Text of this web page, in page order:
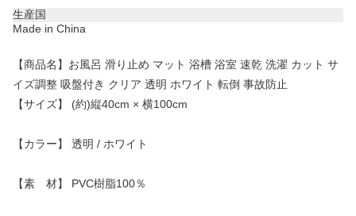
生産国
Made in China
【商品名】お風呂 滑り止め マット 浴槽 浴室 速乾 洗濯 カット サ
イズ調整 吸盤付き クリア 透明 ホワイト 転倒 事故防止
【サイズ】 (約)縦40cm × 横100cm
【カラー】 透明 / ホワイト
【素 材】 PVC樹脂100％